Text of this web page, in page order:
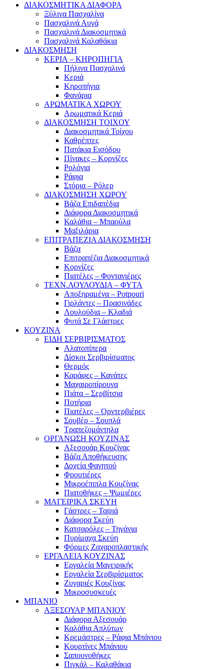
ΔΙΑΚΟΣΜΗΤΙΚΑ ΔΙΑΦΟΡΑ
Ξύλινα Πασχαλίνα
Πασχαλινά Αυγά
Πασχαλινά Διακοσμητικά
Πασχαλινά Καλαθάκια
ΔΙΑΚΟΣΜΗΣΗ
ΚΕΡΙΑ – ΚΗΡΟΠΗΓΙΑ
Πήλινα Πασχαλινά
Κεριά
Κηροπήγια
Φανάρια
ΑΡΩΜΑΤΙΚΑ ΧΩΡΟΥ
Αρωματικά Κεριά
ΔΙΑΚΟΣΜΗΣΗ ΤΟΙΧΟΥ
Διακοσμητικά Τοίχου
Καθρέπτες
Πατάκια Εισόδου
Πίνακες – Κορνίζες
Ρολόγια
Ράφια
Στόρια – Ρόλερ
ΔΙΑΚΟΣΜΗΣΗ ΧΩΡΟΥ
Βάζα Επιδαπέδια
Διάφορα Διακοσμητικά
Καλάθια – Μπαούλα
Μαξιλάρια
ΕΠΙΤΡΑΠΕΖΙΑ ΔΙΑΚΟΣΜΗΣΗ
Βάζα
Επιτραπέζια Διακοσμητικά
Κορνίζες
Πιατέλες – Φοντανιέρες
ΤΕΧΝ.ΛΟΥΛΟΥΔΙΑ – ΦΥΤΑ
Αποξηραμένα – Potpouri
Γιρλάντες – Πρασινάδες
Λουλούδια – Κλαδιά
Φυτά Σε Γλάστρες
ΚΟΥΖΙΝΑ
ΕΙΔΗ ΣΕΡΒΙΡΙΣΜΑΤΟΣ
Αλατοπίπερα
Δίσκοι Σερβιρίσματος
Θερμός
Καράφες – Κανάτες
Μαχαιροπίρουνα
Πιάτα – Σερβίτσια
Ποτήρια
Πιατέλες – Ορντερβιέρες
Σουβέρ – Σουπλά
Τραπεζομάντηλα
ΟΡΓΑΝΩΣΗ ΚΟΥΖΙΝΑΣ
Αξεσουάρ Κουζίνας
Βάζα Αποθήκευσης
Δοχεία Φαγητού
Φρουτιέρες
Μικροέπιπλα Κουζίνας
Πιατοθήκες – Ψωμιέρες
ΜΑΓΕΙΡΙΚΑ ΣΚΕΥΗ
Γάστρες – Ταψιά
Διάφορα Σκεύη
Κατσαρόλες – Τηγάνια
Πυρίμαχα Σκεύη
Φόρμες Ζαχαροπλαστικής
ΕΡΓΑΛΕΙΑ ΚΟΥΖΙΝΑΣ
Εργαλεία Μαγειρικής
Εργαλεία Σερβιρίσματος
Ζυγαριές Κουζίνας
Μικροσυσκευές
ΜΠΑΝΙΟ
ΑΞΕΣΟΥΑΡ ΜΠΑΝΙΟΥ
Διάφορα Αξεσουάρ
Καλάθια Απλύτων
Κρεμάστρες – Ράφια Μπάνιου
Κουρτίνες Μπάνιου
Σαπουνοθήκες
Πιγκάλ – Καλαθάκια